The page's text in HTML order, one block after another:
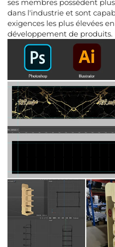
ses membres possèdent
dans l'industrie et sont
exigences les plus élevées
développement de produits.